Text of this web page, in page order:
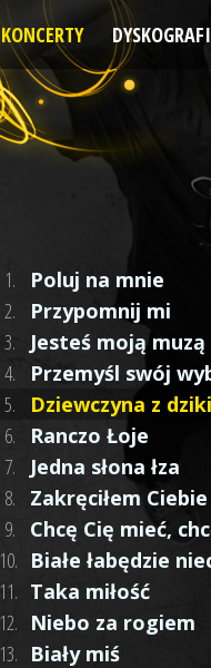
KONCERTY
1.
Poluj na mnie
2.
Przypomnij mi
3.
Jesteś moją muzą
4.
Przemyśl swój
5.
Dziewczyna z
6.
Ranczo Łoje
7.
Jedna słona łza
8.
Zakręciłem Ciebie
9.
Chcę Cię mieć,
10. Białe łabędzie
11. Taka miłość
12. Niebo za rogiem
13. Biały miś